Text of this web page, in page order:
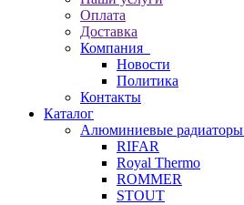
Оплата
Доставка
Компания
Новости
Политика
Контакты
Каталог
Алюминиевые радиаторы
RIFAR
Royal Thermo
ROMMER
STOUT